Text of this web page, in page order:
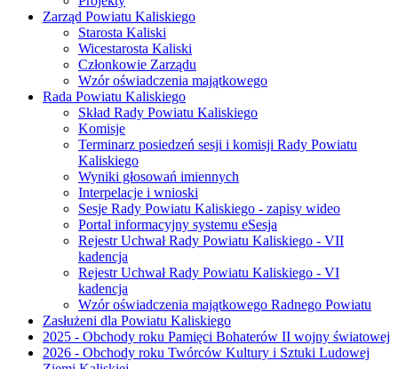
Zarząd Powiatu Kaliskiego
Starosta Kaliski
Wicestarosta Kaliski
Członkowie Zarządu
Wzór oświadczenia majątkowego
Rada Powiatu Kaliskiego
Skład Rady Powiatu Kaliskiego
Komisje
Terminarz posiedzeń sesji i komisji Rady Powiatu
Kaliskiego
Wyniki głosowań imiennych
Interpelacje i wnioski
Sesje Rady Powiatu Kaliskiego - zapisy wideo
Portal informacyjny systemu eSesja
Rejestr Uchwał Rady Powiatu Kaliskiego - VII
kadencja
Rejestr Uchwał Rady Powiatu Kaliskiego - VI
kadencja
Wzór oświadczenia majątkowego Radnego Powiatu
Zasłużeni dla Powiatu Kaliskiego
2025 - Obchody roku Pamięci Bohaterów II wojny światowej
2026 - Obchody roku Twórców Kultury i Sztuki Ludowej